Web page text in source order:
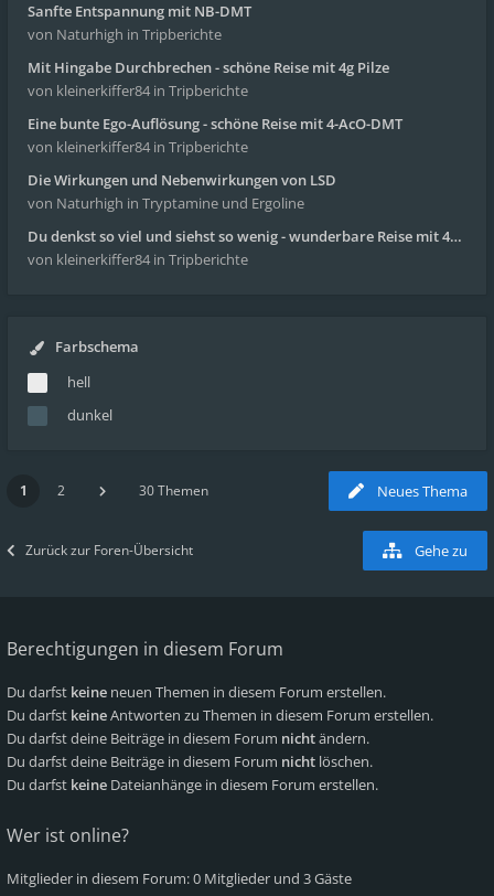
Sanfte Entspannung mit NB-DMT
von Naturhigh in Tripberichte
Mit Hingabe Durchbrechen - schöne Reise mit 4g Pilze
von kleinerkiffer84 in Tripberichte
Eine bunte Ego-Auflösung - schöne Reise mit 4-AcO-DMT
von kleinerkiffer84 in Tripberichte
Die Wirkungen und Nebenwirkungen von LSD
von Naturhigh in Tryptamine und Ergoline
Du denkst so viel und siehst so wenig - wunderbare Reise mit 4g Pilze
von kleinerkiffer84 in Tripberichte
Farbschema
hell
dunkel
Neues Thema
1 2 30 Themen
Zurück zur Foren-Übersicht Gehe zu
Berechtigungen in diesem Forum
Du darfst keine neuen Themen in diesem Forum erstellen.
Du darfst keineAntworten zu Themen in diesem Forum erstellen.
Du darfst deine Beiträge in diesem Forum nichtändern.
Du darfst deine Beiträge in diesem Forum nicht löschen.
Du darfst keine Dateianhänge in diesem Forum erstellen.
Wer ist online?
Mitglieder in diesem Forum: 0 Mitglieder und 3 Gäste